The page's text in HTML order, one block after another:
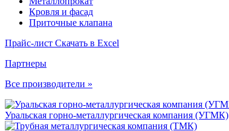
Кровля и фасад
Приточные клапана
Прайс-лист Скачать в Excel
Партнеры
Все производители »
Уральская горно-металлургическая компания (УГМК)